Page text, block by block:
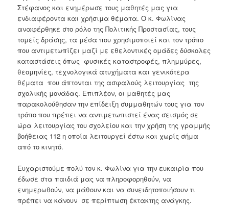
Στέφανος και ενημέρωσε τους μαθητές μας για
ενδιαφέροντα και χρήσιμα θέματα. Ο κ. Φωλίνας
αναφέρθηκε στο ρόλο της Πολιτικής Προστασίας, τους
τομείς δράσης, τα μέσα που χρησιμοποιεί και τον τρόπο
που αντιμετωπίζει μαζί με εθελοντικές ομάδες δύσκολες
καταστάσεις όπως φυσικές καταστροφές, πλημμύρες,
θεομηνίες, τεχνολογικά ατυχήματα και γενικότερα
θέματα που άπτονται της ασφαλούς λειτουργίας της
σχολικής μονάδας. Επιπλέον, οι μαθητές μας
παρακολούθησαν την επίδειξη συμμαθητών τους για τον
τρόπο που πρέπει να αντιμετωπιστεί ένας σεισμός σε
ώρα λειτουργίας του σχολείου και την χρήση της γραμμής
βοήθειας 112 η οποία λειτουργεί έστω και χωρίς σήμα
από το κινητό.
Ευχαριστούμε πολύ τον κ. Φωλίνα για την ευκαιρία που
έδωσε στα παιδιά μας να πληροφορηθούν, να
ενημερωθούν, να μάθουν και να συνειδητοποιήσουν τι
πρέπει να κάνουν σε περίπτωση έκτακτης ανάγκης.